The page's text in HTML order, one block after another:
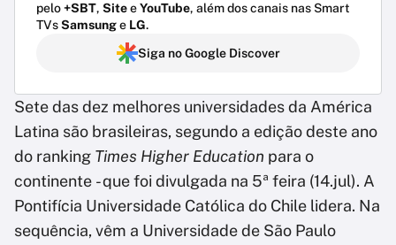
pelo+SBT, SiteeYouTube, além dos canais nas Smart
TVsSamsunge LG.
Siga no Google Discover
Sete das dez melhores universidades da América
Latina são brasileiras, segundo a edição deste ano
do ranking Times Higher Education para o
continente - que foi divulgada na 5ª feira (14.jul). A
Pontifícia Universidade Católica do Chile lidera. Na
sequência, vêm a Universidade de São Paulo